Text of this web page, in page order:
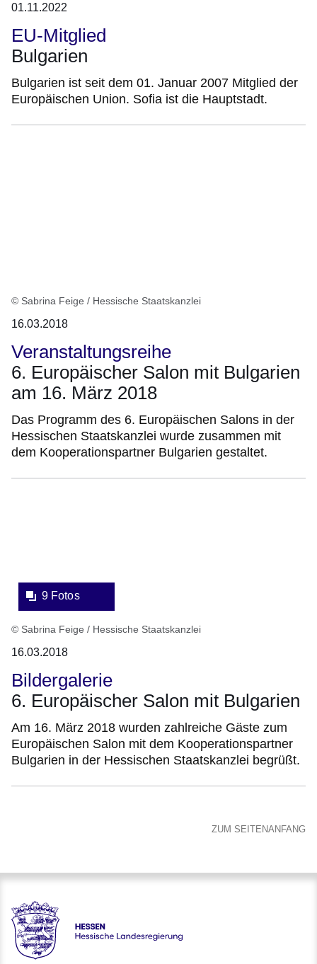
01.11.2022
EU-Mitglied
Bulgarien
Bulgarien ist seit dem 01. Januar 2007 Mitglied der
Europäischen Union. Sofia ist die Hauptstadt.
© Sabrina Feige / Hessische Staatskanzlei
16.03.2018
Veranstaltungsreihe
6. Europäischer Salon mit Bulgarien
am 16. März 2018
Das Programm des 6. Europäischen Salons in der
Hessischen Staatskanzlei wurde zusammen mit
dem Kooperationspartner Bulgarien gestaltet.
9 Fotos
© Sabrina Feige / Hessische Staatskanzlei
16.03.2018
Bildergalerie
6. Europäischer Salon mit Bulgarien
Am 16. März 2018 wurden zahlreiche Gäste zum
Europäischen Salon mit dem Kooperationspartner
Bulgarien in der Hessischen Staatskanzlei begrüßt.
ZUM SEITENANFANG
Hessen - Europanetzwerk